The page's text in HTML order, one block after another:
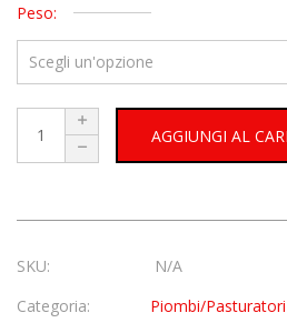
Peso:
AGGIUNGI AL
SKU:
N/A
Categoria:
Piombi/Pasturatori